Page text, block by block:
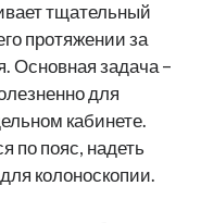
тщательный
протяжении за
Основная задача –
для
кабинете.
по пояс, надеть
колоноскопии.